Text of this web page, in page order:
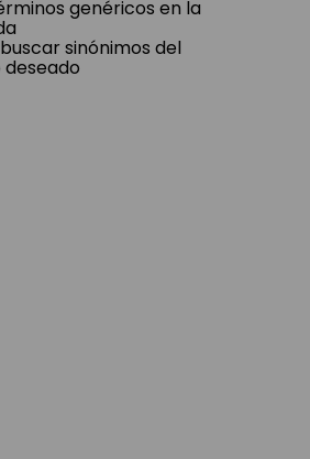
genéricos en la
sinónimos del